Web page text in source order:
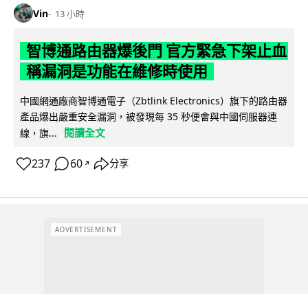
Vin 13 小時
智博通路由器爆後門 官方緊急下架止血
稱漏洞是功能在維修時使用
中國網通廠商智博通電子（Zbtlink Electronics）旗下的路由器
產品爆出嚴重安全漏洞，被發現每 35 秒便會與中國伺服器連
線，旗...
閱讀全文
237 60 ↗ 分享
ADVERTISEMENT